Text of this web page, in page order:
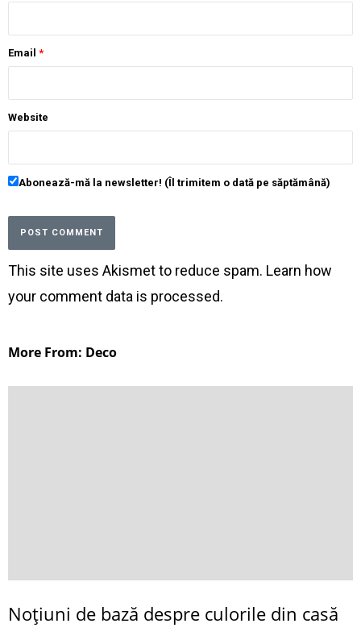
Email *
Website
Abonează-mă la newsletter! (Îl trimitem o dată pe săptămână)
This site uses Akismet to reduce spam. Learn how
your comment data is processed.
More From: Deco
Noţiuni de bază despre culorile din casă